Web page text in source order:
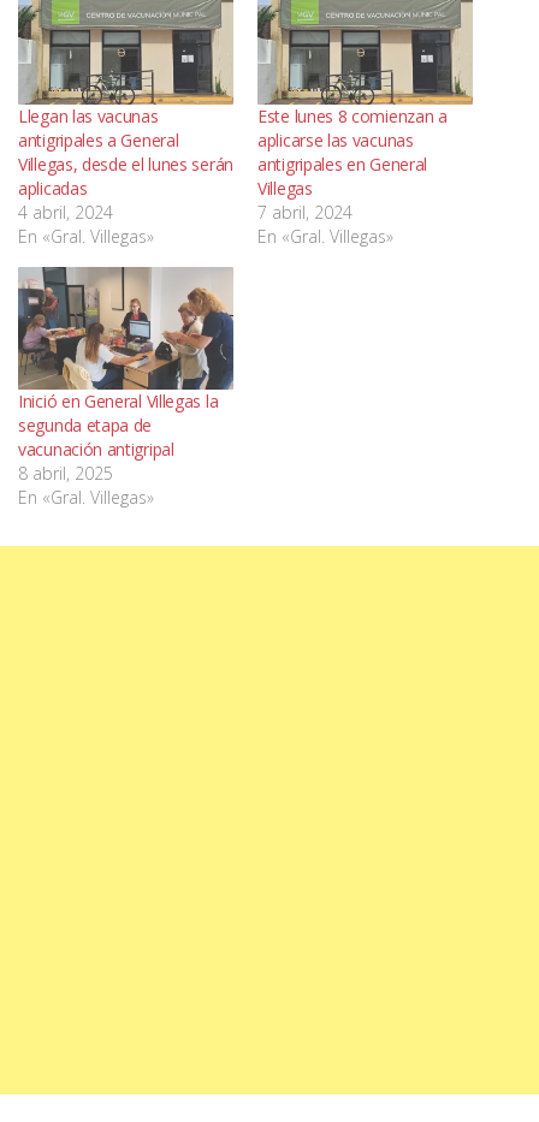
Llegan las vacunas
antigripales a General
Villegas, desde el lunes serán
aplicadas
4 abril, 2024
En «Gral. Villegas»
Este lunes 8 comienzan a
aplicarse las vacunas
antigripales en General
Villegas
7 abril, 2024
En «Gral. Villegas»
Inició en General Villegas la
segunda etapa de
vacunación antigripal
8 abril, 2025
En «Gral. Villegas»